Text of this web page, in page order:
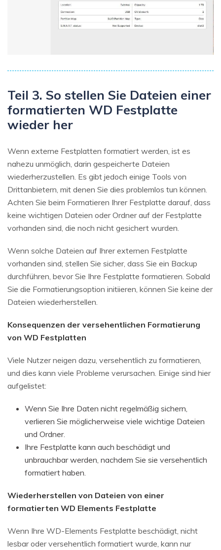
Teil 3. So stellen Sie Dateien einer
formatierten WD Festplatte
wieder her
Wenn externe Festplatten formatiert werden, ist es
nahezu unmöglich, darin gespeicherte Dateien
wiederherzustellen. Es gibt jedoch einige Tools von
Drittanbietern, mit denen Sie dies problemlos tun können.
Achten Sie beim Formatieren Ihrer Festplatte darauf, dass
keine wichtigen Dateien oder Ordner auf der Festplatte
vorhanden sind, die noch nicht gesichert wurden.
Wenn solche Dateien auf Ihrer externen Festplatte
vorhanden sind, stellen Sie sicher, dass Sie ein Backup
durchführen, bevor Sie Ihre Festplatte formatieren. Sobald
Sie die Formatierungsoption initiieren, können Sie keine der
Dateien wiederherstellen.
Konsequenzen der versehentlichen Formatierung
von WD Festplatten
Viele Nutzer neigen dazu, versehentlich zu formatieren,
und dies kann viele Probleme verursachen. Einige sind hier
aufgelistet:
Wenn Sie Ihre Daten nicht regelmäßig sichern,
verlieren Sie möglicherweise viele wichtige Dateien
und Ordner.
Ihre Festplatte kann auch beschädigt und
unbrauchbar werden, nachdem Sie sie versehentlich
formatiert haben.
Wiederherstellen von Dateien von einer
formatierten WD Elements Festplatte
Wenn Ihre WD-Elements Festplatte beschädigt, nicht
lesbar oder versehentlich formatiert wurde, kann nur